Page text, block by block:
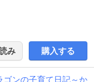
み 購入する
ゴンの子育て日記～か